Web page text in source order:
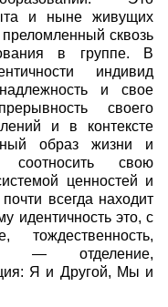
и ныне живущих
преломленный сквозь
в группе. В
индивид
и свое
своего
и в контексте
образ жизни и
соотносить свою
ценностей и
всегда находит
идентичность это, с
тождественность,
— отделение,
Я и Другой, Мы и